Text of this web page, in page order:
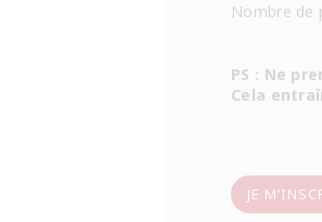
Nombre de
PS : Ne
Cela
JE